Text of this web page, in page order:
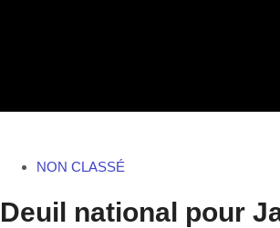
NON CLASSÉ
Deuil national pour